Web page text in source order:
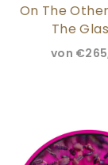
On The
The
von